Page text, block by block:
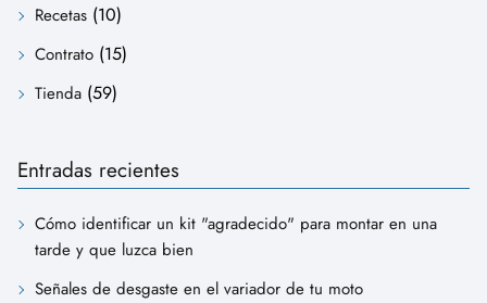
Recetas (10)
Contrato (15)
Tienda (59)
Entradas recientes
Cómo identificar un kit "agradecido" para montar en una
tarde y que luzca bien
Señales de desgaste en el variador de tu moto